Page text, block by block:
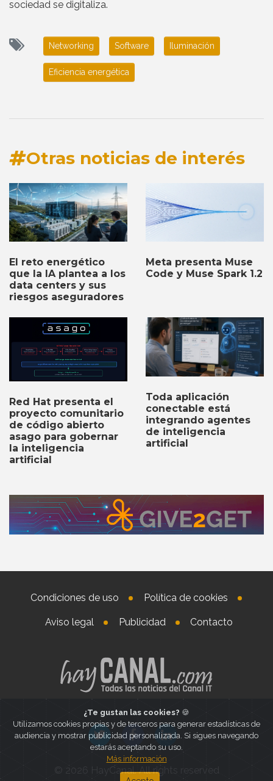
sociedad se digitaliza.
Networking Software Iluminación
Eficiencia energética
Otras noticias de interés
El reto energético
que la IA plantea a los
data centers y sus
riesgos aseguradores
Meta presenta Muse
Code y Muse Spark 1.2
Red Hat presenta el
proyecto comunitario
de código abierto
asago para gobernar
la inteligencia
artificial
Toda aplicación
conectable está
integrando agentes
de inteligencia
artificial
Condiciones de uso Política de cookies
Aviso legal Publicidad Contacto
© 2026 HayCanal. All rights reserved
¿Te gustan las cookies? 🍪
Utilizamos cookies propias y de terceros para generar estadísticas de
audiencia y mostrar publicidad personalizada. Si sigues navegando
estarás aceptando su uso.
Más información